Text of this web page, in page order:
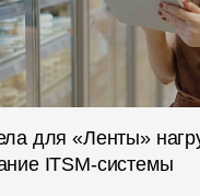
для «Ленты»
ITSM-системы